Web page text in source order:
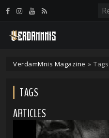
VerdamMnis Magazine » Tags
TAGS
ARTICLES
Panneau de gestion des cookies